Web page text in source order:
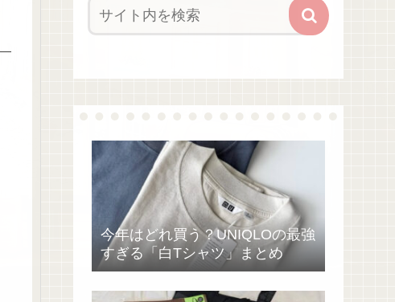
今年はどれ買う？UNIQLOの最強
すぎる「白Tシャツ」まとめ